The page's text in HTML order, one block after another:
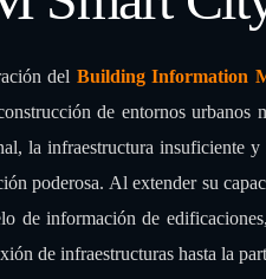
Smart
delBuilding Information
de entornos urbanos
la infraestructura insuficiente
poderosa. Al extender su
de información de